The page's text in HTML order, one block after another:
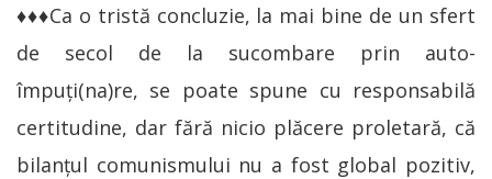
♦♦♦Ca o tristă concluzie, la mai bine de un sfert
de secol de la sucombare prin auto-
împuţi(na)re, se poate spune cu responsabilă
certitudine, dar fără nicio plăcere proletară, că
bilanțul comunismului nu a fost global pozitiv,